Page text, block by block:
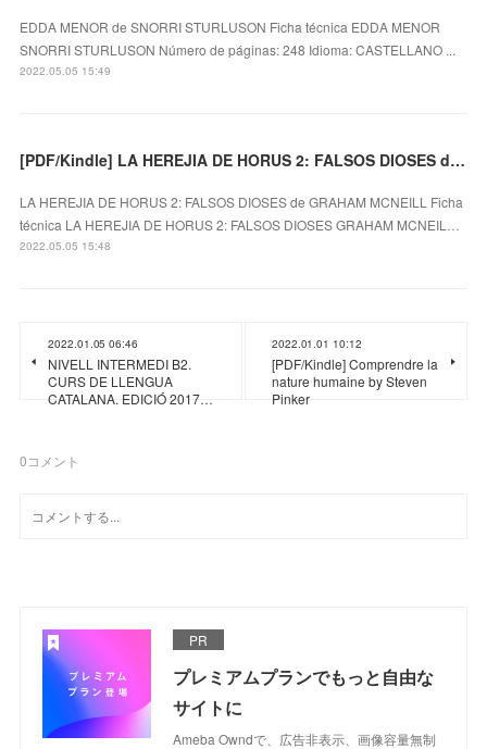
EDDA MENOR de SNORRI STURLUSON Ficha técnica EDDA MENOR
SNORRI STURLUSON Número de páginas: 248 Idioma: CASTELLANO ...
2022.05.05 15:49
[PDF/Kindle] LA HEREJIA DE HORUS 2: FALSOS DIOSES descargar gratis
LA HEREJIA DE HORUS 2: FALSOS DIOSES de GRAHAM MCNEILL Ficha
técnica LA HEREJIA DE HORUS 2: FALSOS DIOSES GRAHAM MCNEIL…
2022.05.05 15:48
2022.01.05 06:46
NIVELL INTERMEDI B2.
CURS DE LLENGUA
CATALANA. EDICIÓ 2017…
2022.01.01 10:12
[PDF/Kindle] Comprendre la
nature humaine by Steven
Pinker
0コメント
PR
プレミアムプランでもっと自由な
サイトに
Ameba Owndで、広告非表示、画像容量無制